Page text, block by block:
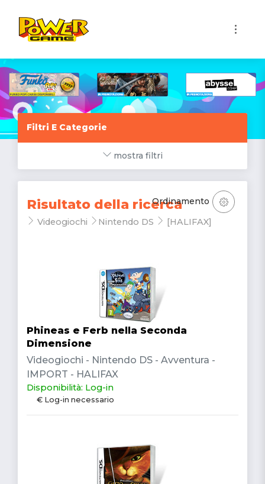
Filtri E Categorie
mostra filtri
Risultato della ricerca
Videogiochi Nintendo DS [HALIFAX]
Ordinamento
Phineas e Ferb nella Seconda
Dimensione
Videogiochi - Nintendo DS - Avventura -
IMPORT - HALIFAX
Disponibilità: Log-in
€ Log-in necessario